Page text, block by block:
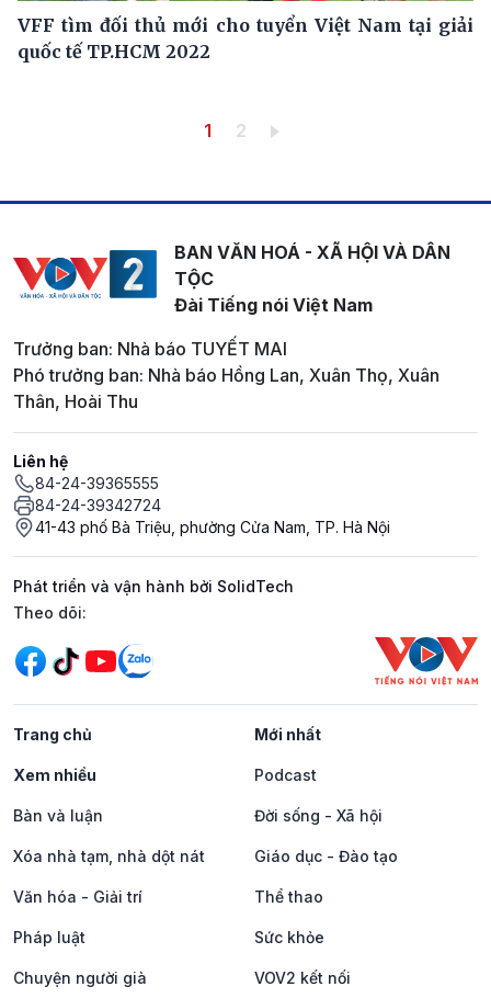
VFF tìm đối thủ mới cho tuyển Việt Nam tại giải
quốc tế TP.HCM 2022
Trang hiện thời
1 Trang
2
BAN VĂN HOÁ - XÃ HỘI VÀ DÂN
TỘC
Đài Tiếng nói Việt Nam
Trưởng ban: Nhà báo TUYẾT MAI
Phó trưởng ban: Nhà báo Hồng Lan, Xuân Thọ, Xuân
Thân, Hoài Thu
Liên hệ
84-24-39365555
84-24-39342724
41-43 phố Bà Triệu, phường Cửa Nam, TP. Hà Nội
Phát triển và vận hành bởi SolidTech
Mạng xã hội
Theo dõi:
Trang chủ Mới nhất
Xem nhiều Podcast
Bàn và luận Đời sống - Xã hội
Xóa nhà tạm, nhà dột nát Giáo dục - Đào tạo
Văn hóa - Giải trí Thể thao
Pháp luật Sức khỏe
Chuyện người già VOV2 kết nối